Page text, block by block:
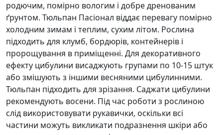
родючим, помірно вологим і добре дренованим
ґрунтом. Тюльпан Пасіонал віддає перевагу помірно
холодним зимам і теплим, сухим літом. Рослина
підходить для клумб, бордюрів, контейнерів і
пророщування в приміщенні. Для декоративного
ефекту цибулини висаджують групами по 10-15 штук
або змішують з іншими весняними цибулинними.
Тюльпан підходить для зрізання. Саджати цибулини
рекомендують восени. Під час роботи з рослиною
слід використовувати рукавички, оскільки всі
частини можуть викликати подразнення шкіри або